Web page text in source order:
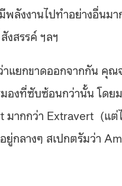
ลังงานไปทำอย่างอื่นม
งสรรค์ ฯลฯ
แยกขาดออกจากกัน คุณ
องที่ซับซ้อนกว่านั้น โด
มากกว่า Extravert (แ
อยู่กลางๆ สเปกตรัมว่า